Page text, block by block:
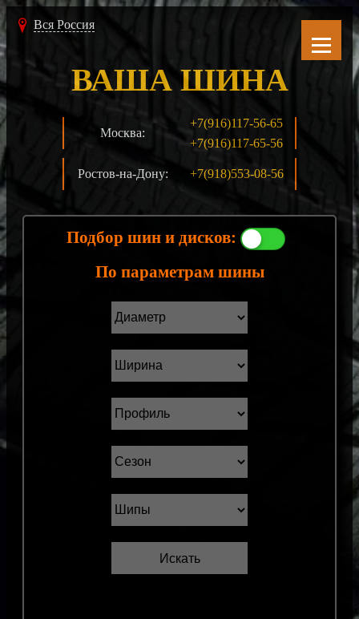
Вся Россия
Москва:
+7(916)117-56-65
+7(916)117-65-56
Ростов-на-Дону: +7(918)553-08-56
ВАША ШИНА
Подбор шин и дисков:
По параметрам шины